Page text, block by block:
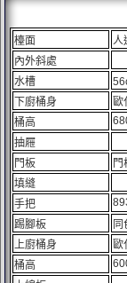
檯面
人
內外斜處
水槽
下廚桶身
歐
桶高
抽屜
門板
門
填縫
手把
踢腳板
上廚桶身
歐
桶高